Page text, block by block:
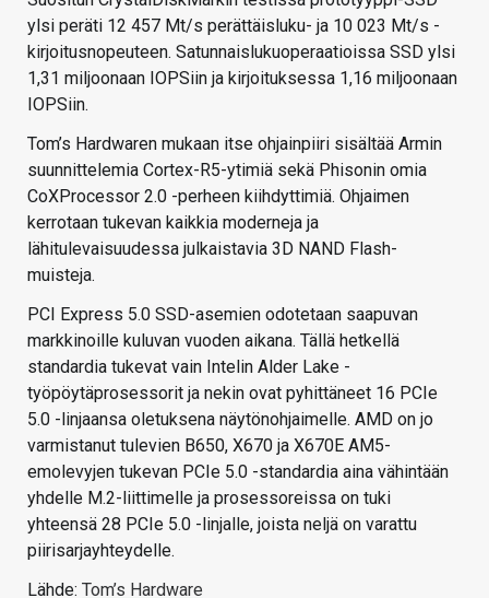
ylsi peräti 12 457 Mt/s perättäisluku- ja 10 023 Mt/s -
kirjoitusnopeuteen. Satunnaislukuoperaatioissa SSD ylsi
1,31 miljoonaan IOPSiin ja kirjoituksessa 1,16 miljoonaan
IOPSiin.
Tom’s Hardwaren mukaan itse ohjainpiiri sisältää Armin
suunnittelemia Cortex-R5-ytimiä sekä Phisonin omia
CoXProcessor 2.0 -perheen kiihdyttimiä. Ohjaimen
kerrotaan tukevan kaikkia moderneja ja
lähitulevaisuudessa julkaistavia 3D NAND Flash-
muisteja.
PCI Express 5.0 SSD-asemien odotetaan saapuvan
markkinoille kuluvan vuoden aikana. Tällä hetkellä
standardia tukevat vain Intelin Alder Lake -
työpöytäprosessorit ja nekin ovat pyhittäneet 16 PCIe
5.0 -linjaansa oletuksena näytönohjaimelle. AMD on jo
varmistanut tulevien B650, X670 ja X670E AM5-
emolevyjen tukevan PCIe 5.0 -standardia aina vähintään
yhdelle M.2-liittimelle ja prosessoreissa on tuki
yhteensä 28 PCIe 5.0 -linjalle, joista neljä on varattu
piirisarjayhteydelle.
Lähde: Tom’s Hardware